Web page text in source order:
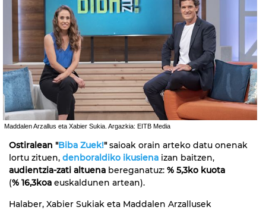
Maddalen Arzallus eta Xabier Sukia. Argazkia: EITB Media
Ostiralean "Biba Zuek!"saioak orain arteko datu onenak
lortu zituen, denboraldiko ikusiena izan baitzen,
audientzia-zati altuena bereganatuz: % 5,3ko kuota
(% 16,3koa euskaldunen artean).
Halaber, Xabier Sukiak eta Maddalen Arzallusek